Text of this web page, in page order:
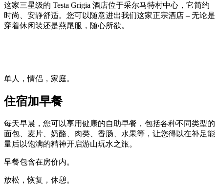
这家三星级的 Testa Grigia 酒店位于采尔马特村中心，它简约
时尚、安静舒适。您可以随意进出我们这家正宗酒店 – 无论是
穿着休闲装还是燕尾服，随心所欲。
单人，情侣，家庭。
住宿加早餐
每天早晨，您可以享用健康的自助早餐，包括各种不同类型的
面包、麦片、奶酪、肉类、香肠、水果等，让您得以在补足能
量后以饱满的精神开启游山玩水之旅。
早餐包含在房价内。
放松，恢复，休憩。